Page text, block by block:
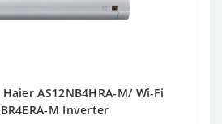
AS12NB4HRA-M/ Wi-Fi
M Inverter